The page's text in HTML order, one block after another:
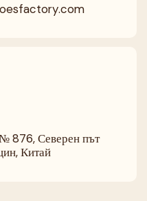
876, Северен път
Китай